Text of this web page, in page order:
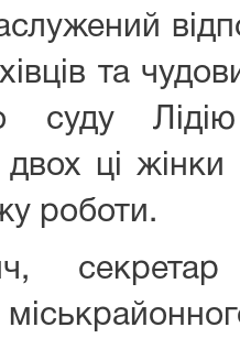
та
суду
ці
роботи.